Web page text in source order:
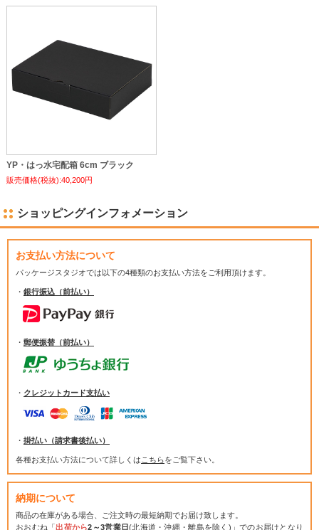
YP・はっ水宅配箱 6cm ブラック
販売価格(税抜):40,200円
ショッピングインフォメーション
お支払い方法について
パッケージスタジオでは以下の4種類のお支払い方法をご利用頂けます。
・ 銀行振込（前払い）
・ 郵便振替（前払い）
・ クレジットカード支払い
・ 掛払い（請求書後払い）
各種お支払い方法について詳しくは こちらをご覧下さい。
納期について
商品の在庫がある場合、ご注文時の最短納期でお届け致します。
おおむね「出荷から2～3営業日(北海道・沖縄・離島を除く)」でのお届けとなり